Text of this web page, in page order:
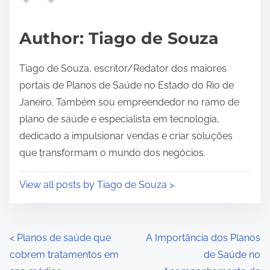
t
i
e
Author: Tiago de Souza
Tiago de Souza, escritor/Redator dos maiores
portais de Planos de Saúde no Estado do Rio de
Janeiro. Também sou empreendedor no ramo de
plano de saúde e especialista em tecnologia,
dedicado a impulsionar vendas e criar soluções
que transformam o mundo dos negócios.
View all posts by Tiago de Souza >
P
o
< Planos de saúde que
cobrem tratamentos em
A Importância dos Planos
de Saúde no